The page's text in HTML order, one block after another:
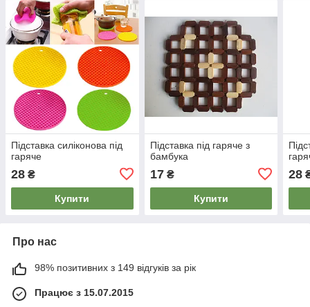
Підставка силіконова під
гаряче
28 ₴
Купити
Підставка під гаряче з
бамбука
17₴
Купити
28
Про нас
98% позитивних з 149 відгуків за рік
Працює з 15.07.2015